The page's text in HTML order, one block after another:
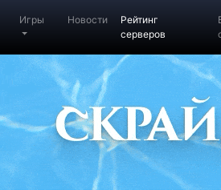
Игры Новости
Рейтинг
серверов